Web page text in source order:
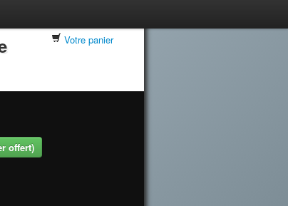
Votre panier
offert)